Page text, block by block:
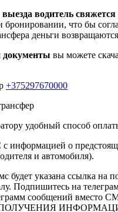
водитель
бронировании, что бы
деньги
документы вы можете
+375297670000
удобный способ
информацией о
и автомобиля).
будет указана ссылка на
Подпишитесь на
сообщений